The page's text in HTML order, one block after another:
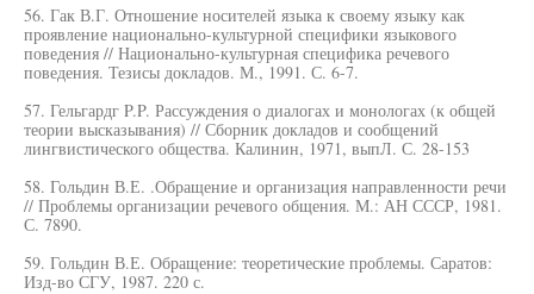
56. Гак В.Г. Отношение носителей языка к своему языку как
проявление национально-культурной специфики языкового
поведения // Национально-культурная специфика речевого
поведения. Тезисы докладов. М., 1991. С. 6-7.
57. Гельгардг P.P. Рассуждения о диалогах и монологах (к общей
теории высказывания) // Сборник докладов и сообщений
лингвистического общества. Калинин, 1971, выпЛ. С. 28-153
58. Гольдин В.Е. .Обращение и организация направленности речи
// Проблемы организации речевого общения. М.: АН СССР, 1981.
С. 7890.
59. Гольдин В.Е. Обращение: теоретические проблемы. Саратов:
Изд-во СГУ, 1987. 220 с.